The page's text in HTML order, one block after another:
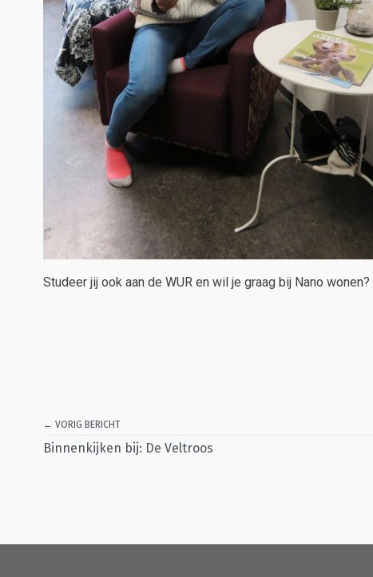
Studeer jij ook aan de WUR en wil je graag bij Nano
← VORIG BERICHT
Binnenkijken bij: De Veltroos